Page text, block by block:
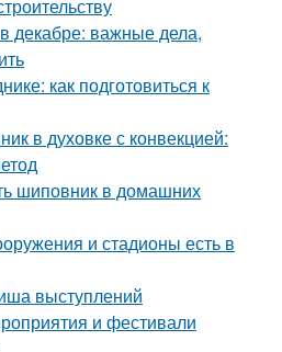
декабре: важные дела,
как подготовиться к
в духовке с конвекцией:
шиповник в домашних
и стадионы есть в
выступлений
и фестивали